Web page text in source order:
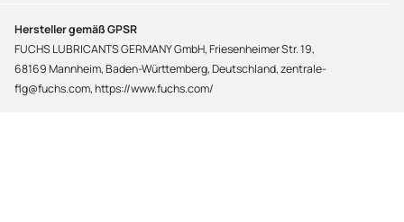
Hersteller gemäß GPSR
FUCHS LUBRICANTS GERMANY GmbH, Friesenheimer Str. 19,
68169 Mannheim, Baden-Württemberg, Deutschland, zentrale-
flg@fuchs.com, https://www.fuchs.com/